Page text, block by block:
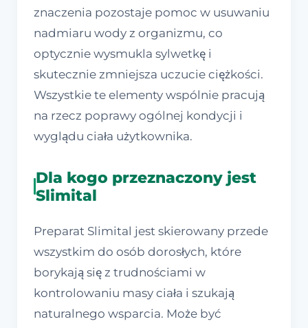
znaczenia pozostaje pomoc w usuwaniu
nadmiaru wody z organizmu, co
optycznie wysmukla sylwetkę i
skutecznie zmniejsza uczucie ciężkości.
Wszystkie te elementy wspólnie pracują
na rzecz poprawy ogólnej kondycji i
wyglądu ciała użytkownika.
Dla kogo przeznaczony jest
Slimital
Preparat Slimital jest skierowany przede
wszystkim do osób dorosłych, które
borykają się z trudnościami w
kontrolowaniu masy ciała i szukają
naturalnego wsparcia. Może być